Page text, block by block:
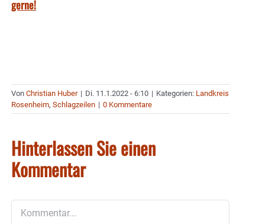
gerne!
Von Christian Huber | Di. 11.1.2022 - 6:10 | Kategorien: Landkreis
Rosenheim, Schlagzeilen | 0 Kommentare
Hinterlassen Sie einen
Kommentar